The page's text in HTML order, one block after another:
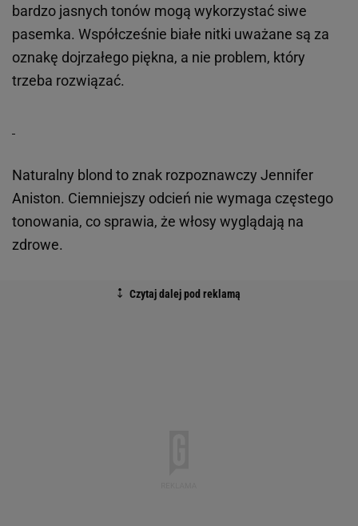
bardzo jasnych tonów mogą wykorzystać siwe
pasemka. Współcześnie białe nitki uważane są za
oznakę dojrzałego piękna, a nie problem, który
trzeba rozwiązać.
Naturalny blond to znak rozpoznawczy Jennifer
Aniston. Ciemniejszy odcień nie wymaga częstego
tonowania, co sprawia, że włosy wyglądają na
zdrowe.